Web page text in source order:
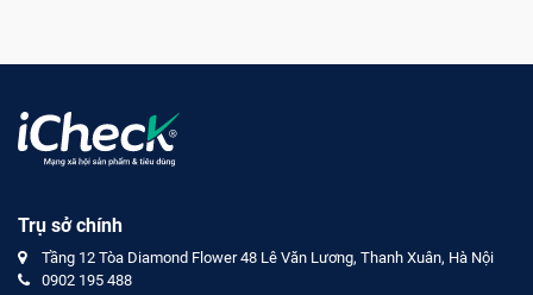
Trụ sở chính
Tầng 12 Tòa Diamond Flower 48 Lê Văn Lương, Thanh Xuân, Hà Nội
0902 195 488